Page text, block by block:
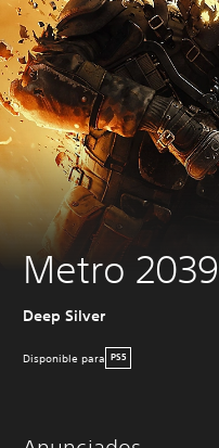
Metro 2039
Deep Silver
Disponible para PS5